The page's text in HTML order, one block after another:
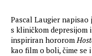
Pascal Laugier
s kliničkom depresijom
inspiriran hororom
kao film o boli, čime se